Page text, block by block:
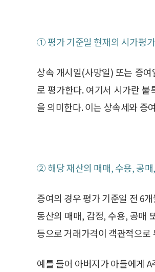
① 평가 기준일 현재의 시가평가
상속 개시일(사망일) 또는 증
로 평가한다. 여기서 시가란
을 의미한다. 이는 상속세와 증
② 해당 재산의 매매, 수용, 공
증여의 경우 평가 기준일 전 6
동산의 매매, 감정, 수용, 공매
등으로 거래가격이 객관적으
예를 들어 아버지가 아들에게